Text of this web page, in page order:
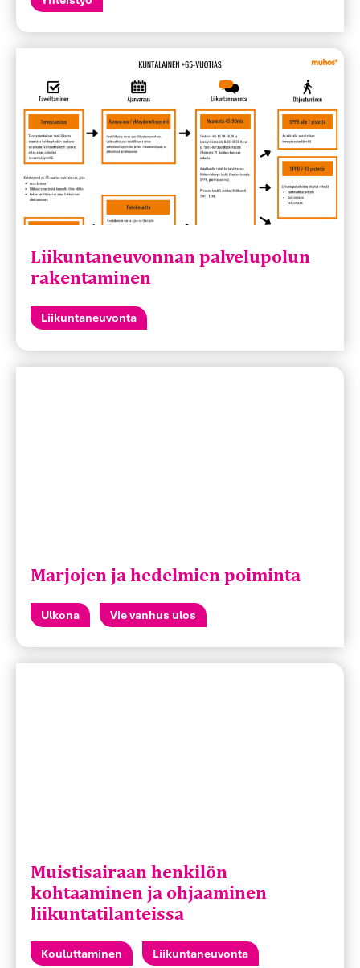
Liikuntaneuvonnan palvelupolun
rakentaminen
Liikuntaneuvonta
Marjojen ja hedelmien poiminta
Ulkona Vie vanhus ulos
Muistisairaan henkilön
kohtaaminen ja ohjaaminen
liikuntatilanteissa
Kouluttaminen Liikuntaneuvonta